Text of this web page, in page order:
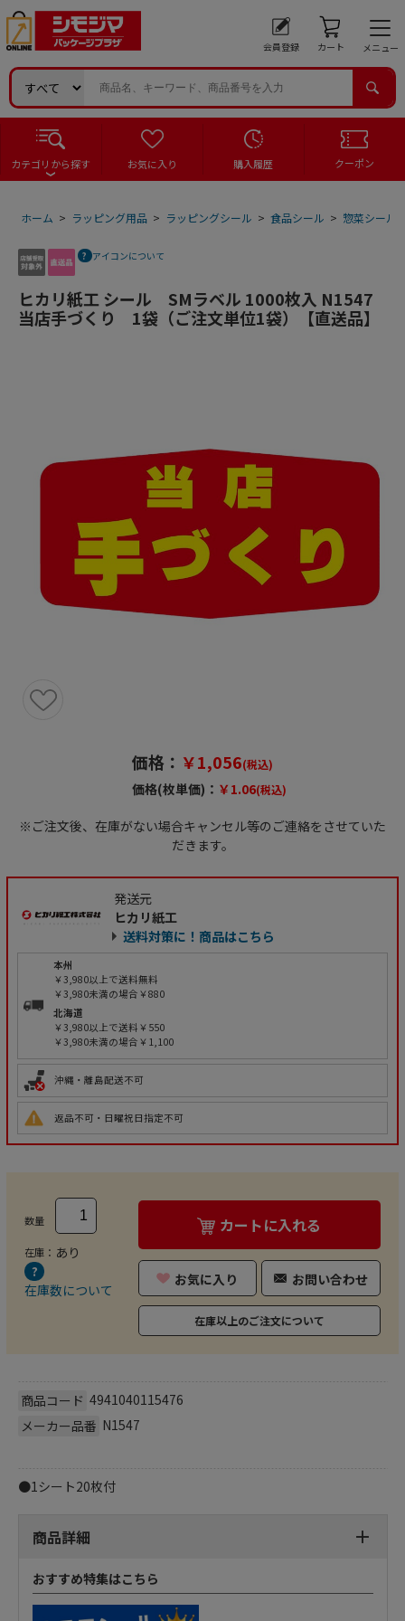
会員登録 カート メニュー
カテゴリから探す お気に入り 購入履歴 クーポン
ホーム > ラッピング用品 > ラッピングシール > 食品シール > 惣菜シール
アイコンについて
ヒカリ紙工 シール SMラベル 1000枚入 N1547
当店手づくり 1袋（ご注文単位1袋）【直送品】
価格： ￥1,056(税込)
価格(枚単価)： ￥1.06(税込)
※ご注文後、在庫がない場合キャンセル等のご連絡をさせていた
だきます。
発送元
ヒカリ紙工
送料対策に！商品はこちら
本州
￥3,980以上で送料無料
￥3,980未満の場合￥880
北海道
￥3,980以上で送料￥550
￥3,980未満の場合￥1,100
沖縄・離島配送不可
返品不可・日曜祝日指定不可
数量
在庫： あり
在庫数について
カートに入れる
お気に入り お問い合わせ
在庫以上のご注文について
商品コード 4941040115476
メーカー品番 N1547
●1シート20枚付
商品詳細
おすすめ特集はこちら